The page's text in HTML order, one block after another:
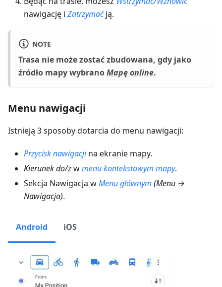
nawigację i Zatrzymaćją.
NOTE
Trasa nie może zostać zbudowana, gdy jako
źródło mapy wybranoMapę online.
Menu nawigacji
Istnieją 3 sposoby dotarcia do menu nawigacji:
Przycisk nawigacjina ekranie mapy.
Kierunek do/zwmenu kontekstowym mapy.
Sekcja Nawigacja wMenu głównym (Menu →
Nawigacja).
Android iOS